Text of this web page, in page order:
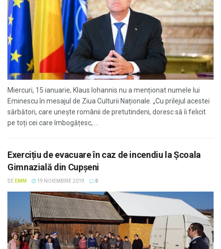
Miercuri, 15 ianuarie, Klaus Iohannis nu a menționat numele lui
Eminescu în mesajul de Ziua Culturii Naționale. „Cu prilejul acestei
sărbători, care unește românii de pretutindeni, doresc să îi felicit
pe toți cei care îmbogățesc, ...
Exercițiu de evacuare în caz de incendiu la Școala
Gimnazială din Cupșeni
DE EMM 19 NOIEMBRIE 2019 0